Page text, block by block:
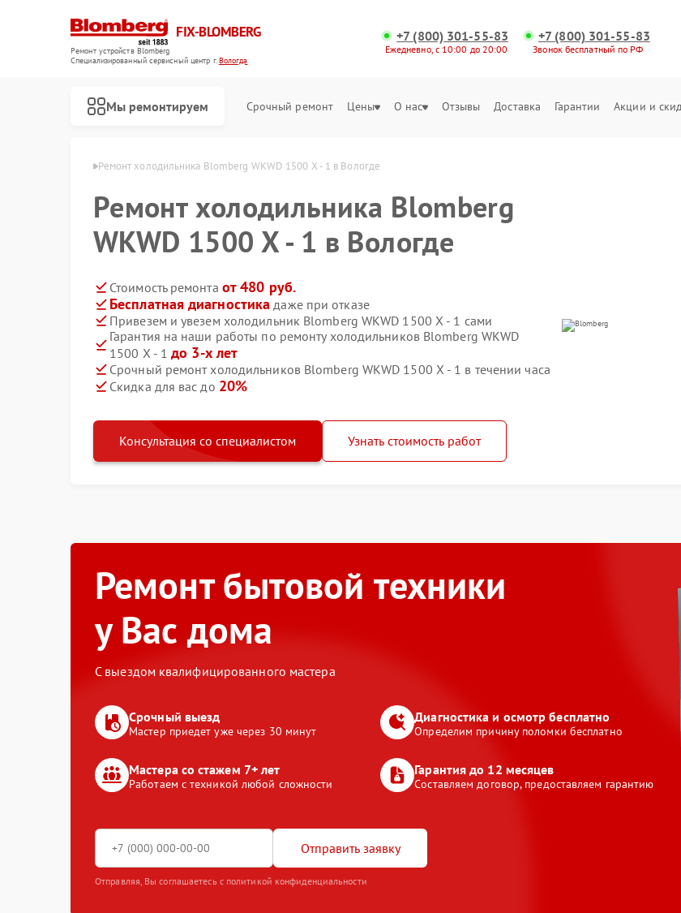
FIX-BLOMBERG
Ремонт устройств Blomberg
Специализированный cервисный центр г.Вологда
+7 (800) 301-55-83
Ежедневно, с 10:00 до 20:00
+7 (800) 301-55-83
Звонок бесплатный по РФ
Мы ремонтируем Срочный ремонт Цены О нас Отзывы Доставка Гарантии Акции и
Ремонт холодильника Blomberg WKWD 1500 X - 1 в Вологде
Ремонт холодильника Blomberg
WKWD 1500 X - 1 в Вологде
Стоимость ремонта от 480 руб.
Бесплатная диагностика даже при отказе
Привезем и увезем холодильник Blomberg WKWD 1500 X - 1 сами
Гарантия на наши работы по ремонту холодильников Blomberg WKWD
1500 X - 1до 3-х лет
Срочный ремонт холодильников Blomberg WKWD 1500 X - 1 в течении часа
Скидка для вас до 20%
Консультация со специалистом Узнать стоимость работ
Ремонт бытовой техники
у Вас дома
С выездом квалифицированного мастера
Срочный выезд
Мастер приедет уже через 30 минут
Диагностика и осмотр бесплатно
Определим причину поломки бесплатно
Мастера со стажем 7+ лет
Работаем с техникой любой сложности
Гарантия до 12 месяцев
Составляем договор, предоставляем гарантию
Отправить заявку
Отправляя, Вы соглашаетесь с политикой конфиденциальности